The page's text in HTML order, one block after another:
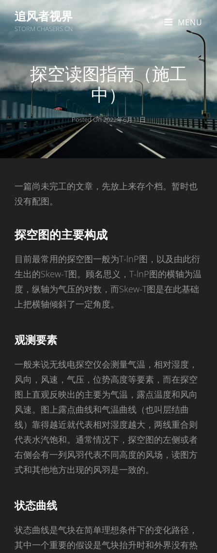
追风者视界
STORM CHASERS CN
MENU
探空读图指南（施工
中）
Posted On2022年6月11日
一篇尚未完工的文章，先放上来存个档。暂时也
没有配图。
探空图的主要构成
目前最常用的探空图一般为T-lnP图，以及由此衍
生出的Skew-T图。顾名思义，T-lnP图的横轴为温
度，纵轴为气压的对数，而Skew-T图是在此基础
上把横轴倾斜了一定角度。
观测要素
一般来说无线电探空仪会测量气温，相对湿度，
风向，风速，气压，位势高度等要素，而在探空
图上直观反映出的主要为气温，露点温度和风向
风速。图上露点曲线和气温曲线（也叫层结曲
线）靠得越近就代表相对湿度越大，两线重合则
代表水汽饱和。通常情况下，探空图的左侧或者
右侧会有一列风羽代表不同高度的风场，读图方
式和其他地方出现的风羽是一致的。
状态曲线
状态曲线是气块在简单理想条件下的变化路径，
其中一个重要的假设是气块抬升时和外界没有热